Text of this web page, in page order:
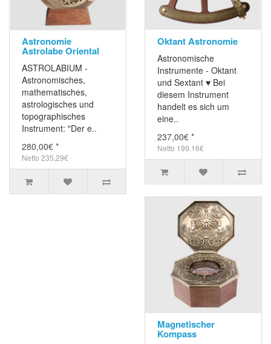
Astronomie
Astrolabe Oriental
ASTROLABIUM -
Astronomisches,
mathematisches,
astrologisches und
topographisches
Instrument: "Der e..
280,00€ *
Netto 235,29€
Oktant Astronomie
Astronomische
Instrumente - Oktant
und Sextant ♥ Bei
diesem Instrument
handelt es sich um
eine..
237,00€ *
Netto 199,16€
Magnetischer
Kompass